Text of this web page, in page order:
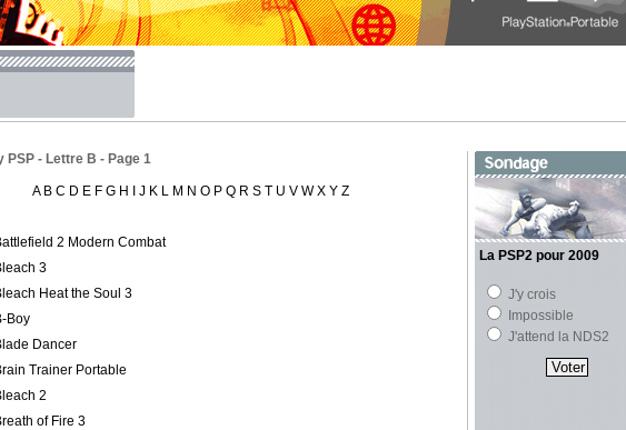
PSP - Lettre B - Page 1
A B C D E F G H J K L M N O P Q R S T U V W X Y Z
2 Modern Combat
3
Heat the Soul 3
Boy
Dancer
Trainer Portable
2
of Fire 3
La PSP2 pour 2009
J'y crois
Impossible
J'attend la NDS2